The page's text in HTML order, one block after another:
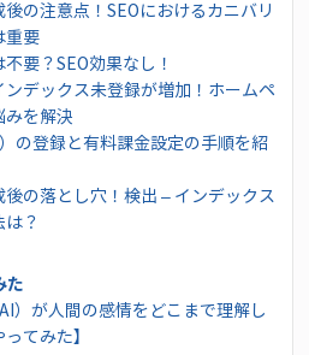
の注意点！SEOにおけるカニバリ
重要
要？SEO効果なし！
ンデックス未登録が増加！ホームペ
みを解決
の登録と有料課金設定の手順を紹
の落とし穴！検出 – インデックス
？
た
）が人間の感情をどこまで理解し
てみた】